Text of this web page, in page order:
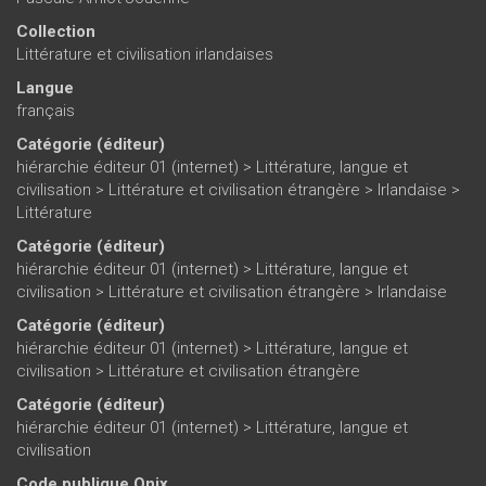
Collection
Littérature et civilisation irlandaises
Langue
français
Catégorie (éditeur)
hiérarchie éditeur 01 (internet) > Littérature, langue et
civilisation > Littérature et civilisation étrangère > Irlandaise >
Littérature
Catégorie (éditeur)
hiérarchie éditeur 01 (internet) > Littérature, langue et
civilisation > Littérature et civilisation étrangère > Irlandaise
Catégorie (éditeur)
hiérarchie éditeur 01 (internet) > Littérature, langue et
civilisation > Littérature et civilisation étrangère
Catégorie (éditeur)
hiérarchie éditeur 01 (internet) > Littérature, langue et
civilisation